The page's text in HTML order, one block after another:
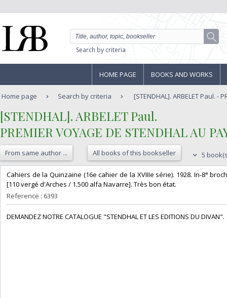
Search by criteria
HOME PAGE BOOKS AND WORKS
Home page Search by criteria [STENDHAL]. ARBELET Paul. -
‎[STENDHAL]. ARBELET Paul.‎
‎PREMIER VOYAGE DE STENDHAL AU
From same author ... All books of this bookseller 5
‎Cahiers de la Quinzaine (16e cahier de la XVIIIe série). 1928. In-8°
[110 vergé d'Arches / 1.500 alfa Navarre]. Très bon état.‎
Reference : 6393
‎DEMANDEZ NOTRE CATALOGUE "STENDHAL ET LES EDITIONS DU DIVAN".‎